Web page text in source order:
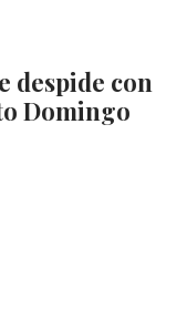
despide con
Domingo